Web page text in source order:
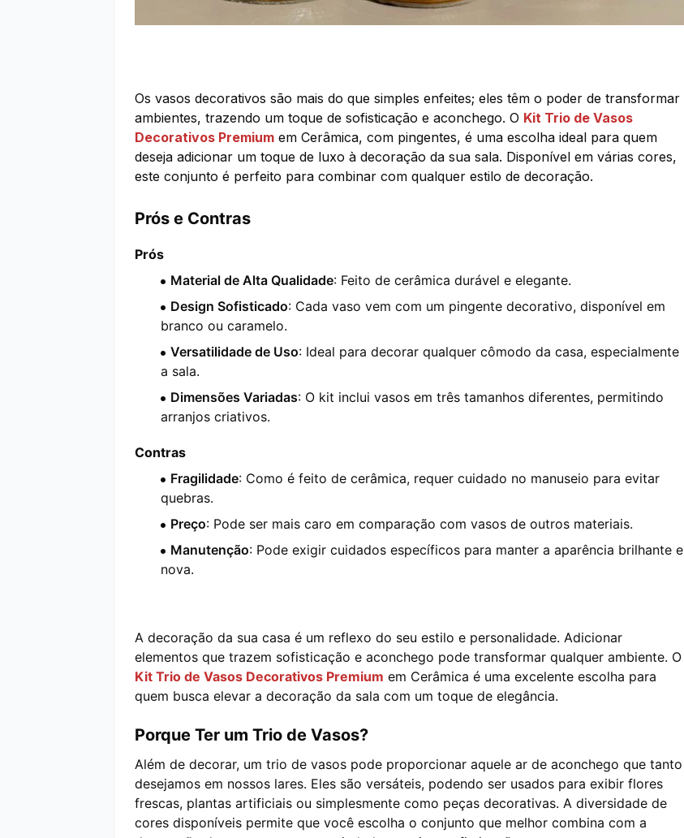
Os vasos decorativos são mais do que simples enfeites; eles têm o poder de transformar
ambientes, trazendo um toque de sofisticação e aconchego. O Kit Trio de Vasos
Decorativos Premium em Cerâmica, com pingentes, é uma escolha ideal para quem
deseja adicionar um toque de luxo à decoração da sua sala. Disponível em várias cores,
este conjunto é perfeito para combinar com qualquer estilo de decoração.
Prós e Contras
Prós
Material de Alta Qualidade: Feito de cerâmica durável e elegante.
Design Sofisticado: Cada vaso vem com um pingente decorativo, disponível em
branco ou caramelo.
Versatilidade de Uso: Ideal para decorar qualquer cômodo da casa, especialmente
a sala.
Dimensões Variadas: O kit inclui vasos em três tamanhos diferentes, permitindo
arranjos criativos.
Contras
Fragilidade: Como é feito de cerâmica, requer cuidado no manuseio para evitar
quebras.
Preço: Pode ser mais caro em comparação com vasos de outros materiais.
Manutenção: Pode exigir cuidados específicos para manter a aparência brilhante e
nova.
A decoração da sua casa é um reflexo do seu estilo e personalidade. Adicionar
elementos que trazem sofisticação e aconchego pode transformar qualquer ambiente. O
Kit Trio de Vasos Decorativos Premium em Cerâmica é uma excelente escolha para
quem busca elevar a decoração da sala com um toque de elegância.
Porque Ter um Trio de Vasos?
Além de decorar, um trio de vasos pode proporcionar aquele ar de aconchego que tanto
desejamos em nossos lares. Eles são versáteis, podendo ser usados para exibir flores
frescas, plantas artificiais ou simplesmente como peças decorativas. A diversidade de
cores disponíveis permite que você escolha o conjunto que melhor combina com a